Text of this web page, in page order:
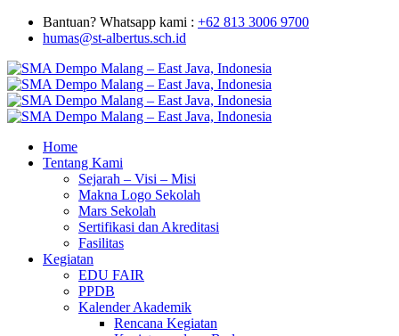
Bantuan? Whatsapp kami : +62 813 3006 9700
humas@st-albertus.sch.id
Home
Tentang Kami
Sejarah – Visi – Misi
Makna Logo Sekolah
Mars Sekolah
Sertifikasi dan Akreditasi
Fasilitas
Kegiatan
EDU FAIR
PPDB
Kalender Akademik
Rencana Kegiatan